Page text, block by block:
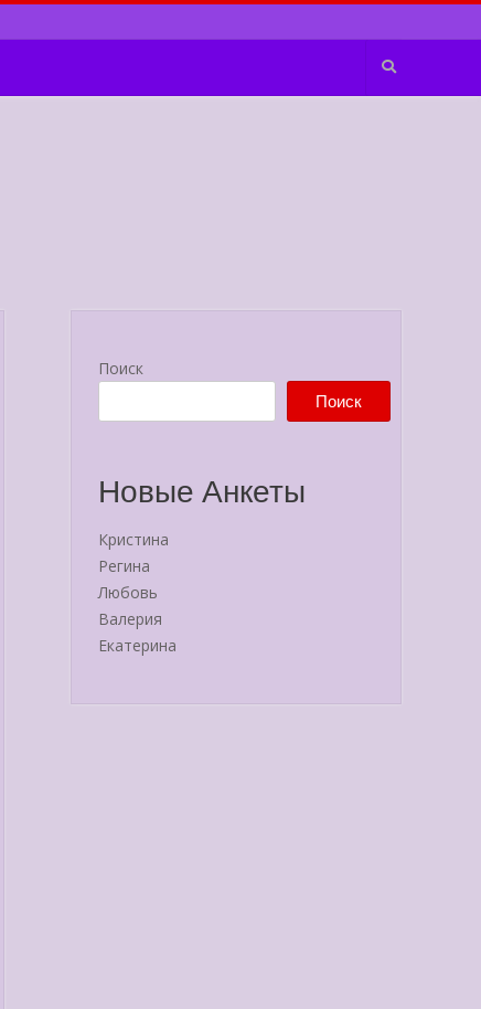
Поиск
Поиск
Новые Анкеты
Кристина
Регина
Любовь
Валерия
Екатерина